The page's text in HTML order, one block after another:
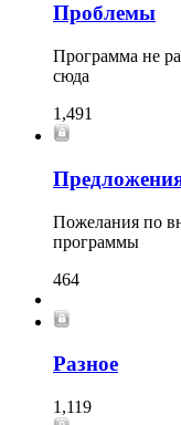
Проблемы
Программа не
сюда
1,491
Пожелания по
программы
464
Разное
1,119